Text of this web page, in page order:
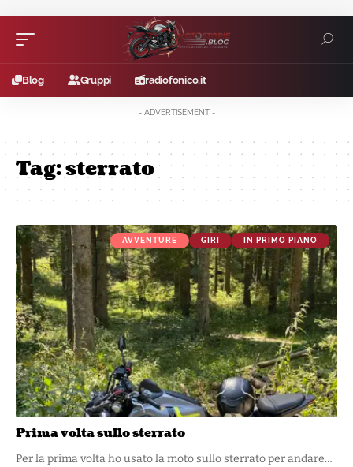
Blog Gruppi radiofonico.it
- ADVERTISEMENT -
Tag:sterrato
AVVENTURE GIRI IN PRIMO PIANO
Prima volta sullo sterrato
Per la prima volta ho usato la moto sullo sterrato per andare…